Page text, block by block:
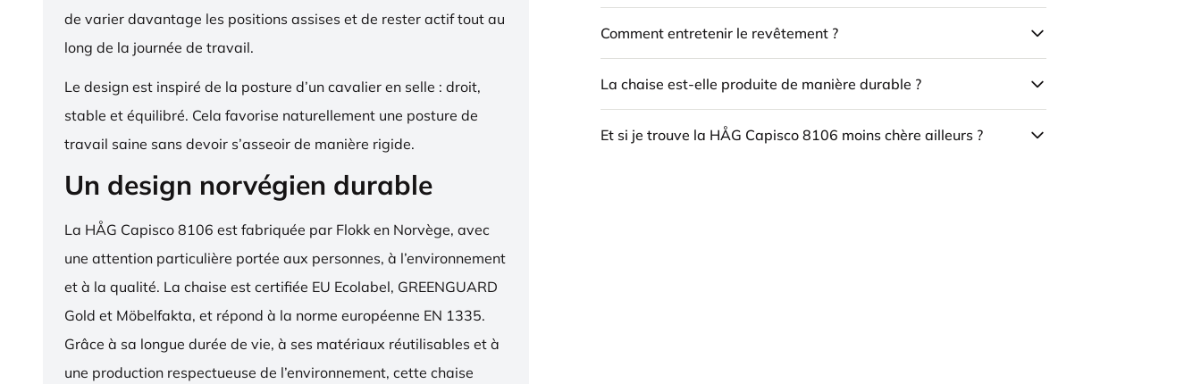
de varier davantage les positions assises et de rester actif tout au
long de la journée de travail.
Le design est inspiré de la posture d’un cavalier en selle : droit,
stable et équilibré. Cela favorise naturellement une posture de
travail saine sans devoir s’asseoir de manière rigide.
Un design norvégien durable
La HÅG Capisco 8106 est fabriquée par Flokk en Norvège, avec
une attention particulière portée aux personnes, à l’environnement
et à la qualité. La chaise est certifiée EU Ecolabel, GREENGUARD
Gold et Möbelfakta, et répond à la norme européenne EN 1335.
Grâce à sa longue durée de vie, à ses matériaux réutilisables et à
une production respectueuse de l’environnement, cette chaise
Comment entretenir le revêtement ?
La chaise est-elle produite de manière durable ?
Et si je trouve la HÅG Capisco 8106 moins chère ailleurs ?